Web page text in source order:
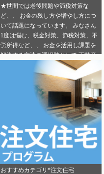
★世間では老後問題や節税対策な
ど、、 お金の残し方や増やし方につ
いて話題になっています。 みなさん
1度は悩む、税金対策、節税対策、不
労所得など、、 お金を活用し課題を
解決する方法の選択肢として 不動産
投資を選択する人が増えてきていま
す。 サラリーマンからでも始められ
る不動産投資は税金対策として注目
を浴びています。 弊社では独占案件
や好条件でのご案内が可能になりま
す！ 資料請求からオンライン面談な
ど複数相談方法があり訴求がしやす
いカテゴリにもなります。 ぜひご掲
載のご検討をよろしくお願いしま
す！ ★ 新規でご登録いただくアフィ
リエイター様は 「お申込みはこち
おすすめカテゴリ*注文住宅